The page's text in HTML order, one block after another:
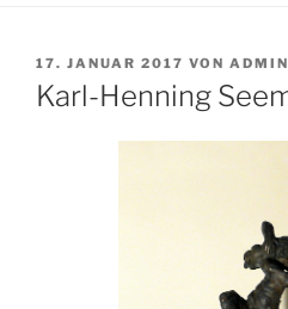
VERÖFFENTLICHT
AM
17. JANUAR 2017 VON ADMIN
Karl-Henning